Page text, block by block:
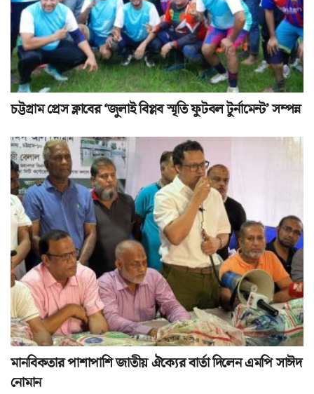
চট্টগ্রাম প্রেস ক্লাবের ‘জুলাই বিপ্লব স্মৃতি ফুটবল টুর্নামেন্ট’ সম্পন্ন
মানবিকতার পাশাপাশি জাতীয় ঐক্যের বার্তা দিলেন এমপি সাঈদ
নোমান